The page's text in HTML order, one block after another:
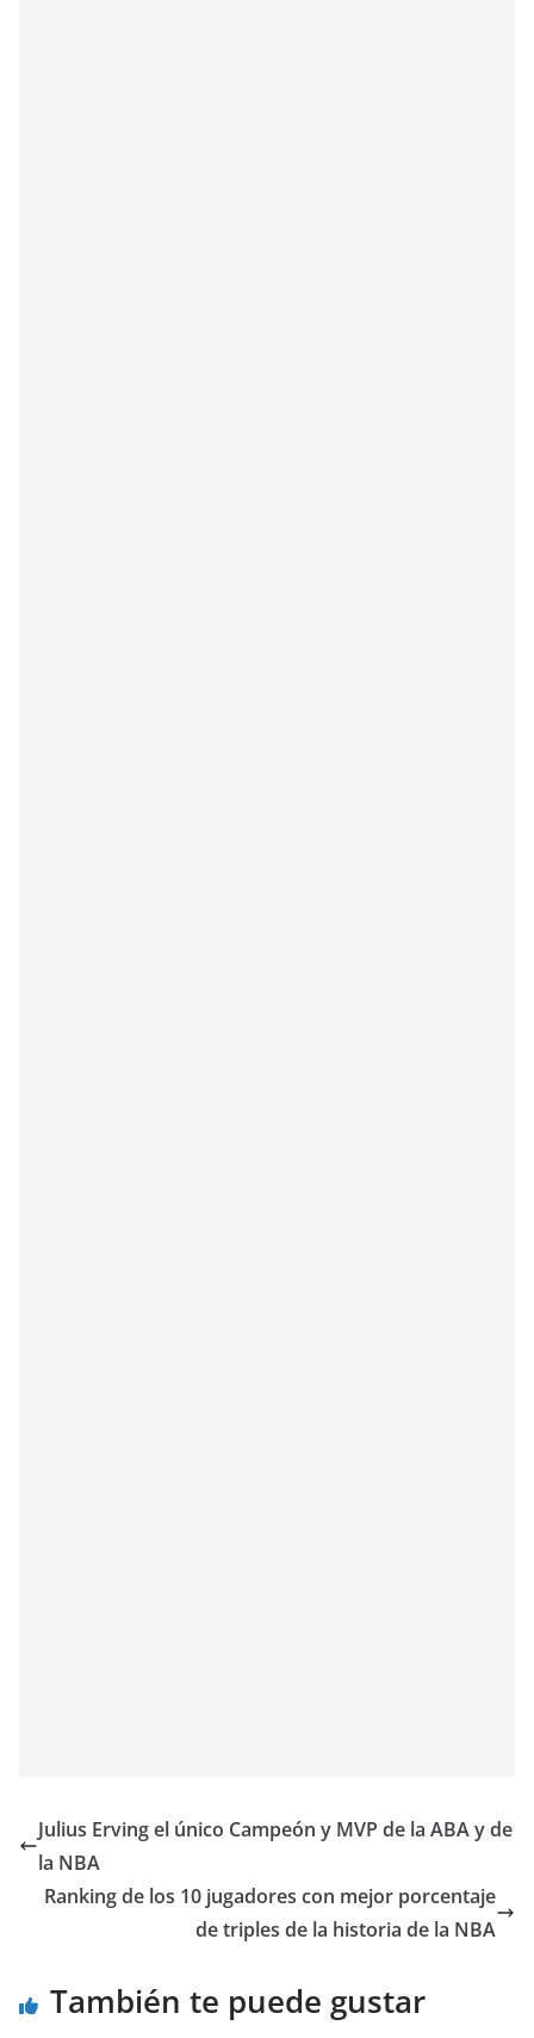
Julius Erving el único Campeón y MVP de la ABA y de
la NBA
Ranking de los 10 jugadores con mejor porcentaje
de triples de la historia de la NBA
También te puede gustar